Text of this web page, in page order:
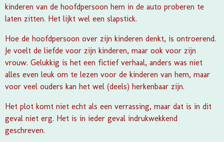
kinderen van de hoofdpersoon hem in de auto proberen te
laten zitten. Het lijkt wel een slapstick.
Hoe de hoofdpersoon over zijn kinderen denkt, is ontroerend.
Je voelt de liefde voor zijn kinderen, maar ook voor zijn
vrouw. Gelukkig is het een fictief verhaal, anders was niet
alles even leuk om te lezen voor de kinderen van hem, maar
voor veel ouders kan het wel (deels) herkenbaar zijn.
Het plot komt niet echt als een verrassing, maar dat is in dit
geval niet erg. Het is in ieder geval indrukwekkend
geschreven.